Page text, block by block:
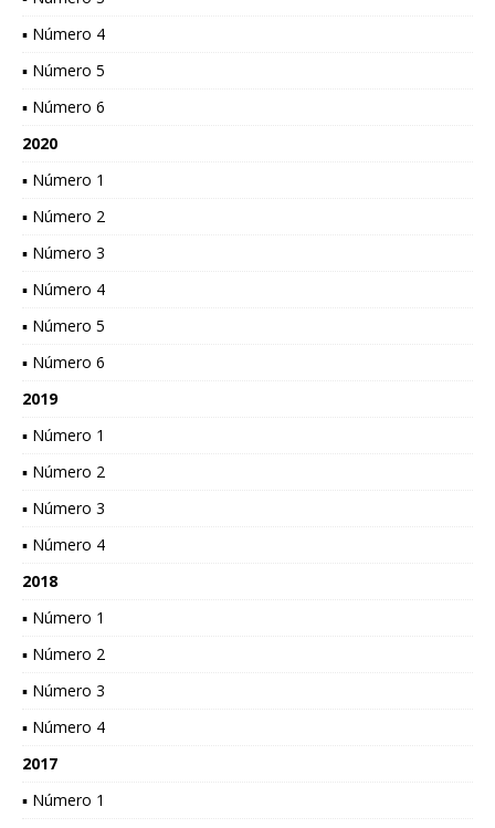
▪ Número 4
▪ Número 5
▪ Número 6
2020
▪ Número 1
▪ Número 2
▪ Número 3
▪ Número 4
▪ Número 5
▪ Número 6
2019
▪ Número 1
▪ Número 2
▪ Número 3
▪ Número 4
2018
▪ Número 1
▪ Número 2
▪ Número 3
▪ Número 4
2017
▪ Número 1